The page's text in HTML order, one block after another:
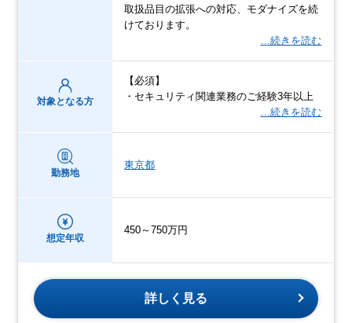
取扱品目の拡張への対応、モダナイズを続
けております。
…続きを読む
対象となる方
【必須】
・セキュリティ関連業務のご経験3年以上
…続きを読む
勤務地
東京都
想定年収
450～750万円
詳しく見る